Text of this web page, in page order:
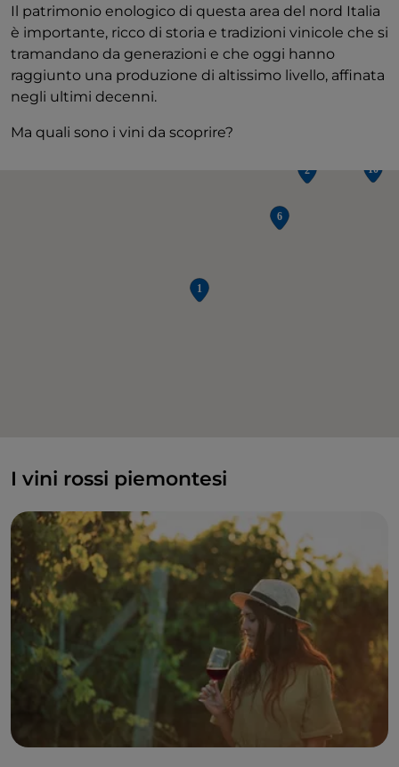
Il patrimonio enologico di questa area del nord Italia
è importante, ricco di storia e tradizioni vinicole che si
tramandano da generazioni e che oggi hanno
raggiunto una produzione di altissimo livello, affinata
negli ultimi decenni.
Ma quali sono i vini da scoprire?
I vini rossi piemontesi